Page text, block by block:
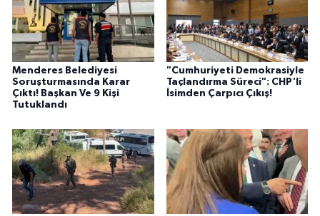
Menderes Belediyesi
Soruşturmasında Karar
Çıktı! Başkan Ve 9 Kişi
Tutuklandı
"Cumhuriyeti Demokrasiyle
Taçlandırma Süreci": CHP'li
İsimden Çarpıcı Çıkış!